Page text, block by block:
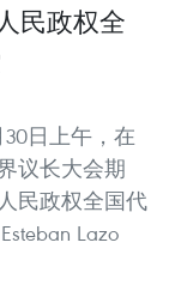
民政权全
日上午，在
议长大会期
民政权全国代
Lazo